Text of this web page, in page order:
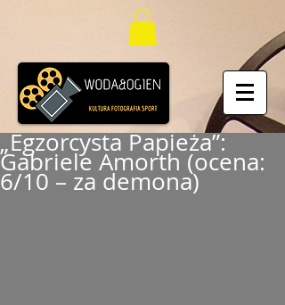
„Egzorcysta Papieża”:
Gabriele Amorth (ocena:
6/10 – za demona)